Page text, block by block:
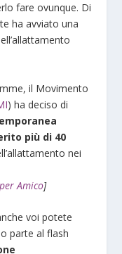
fare ovunque. Di
ha avviato una
il Movimento
) ha deciso di
più di 40
nei
Amico]
voi potete
parte al flash